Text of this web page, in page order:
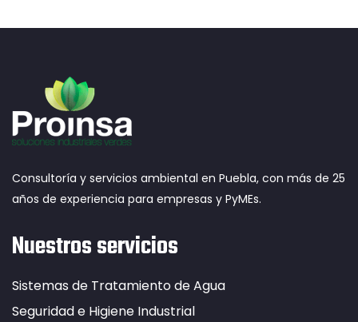
Consultoría y servicios ambiental en Puebla, con más de 25
años de experiencia para empresas y PyMEs.
Nuestros servicios
Sistemas de Tratamiento de Agua
Seguridad e Higiene Industrial